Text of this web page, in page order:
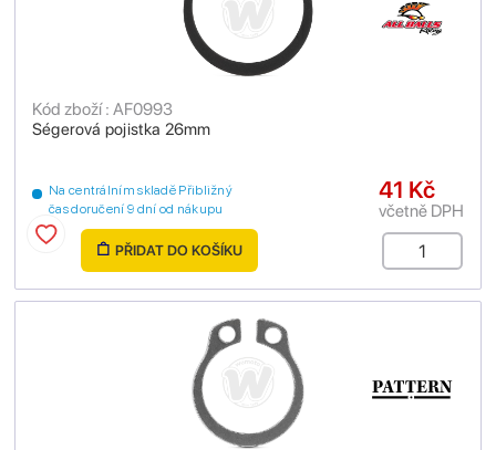
Ségerová pojistka 26mm
Kód zboží : AF0993
Na centrálním skladě Přibližný
čas doručení 9 dní od nákupu
41 Kč
včetně DPH
PŘIDAT DO KOŠÍKU